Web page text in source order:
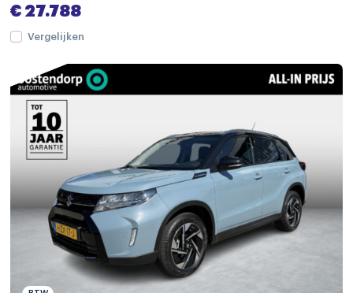
dodehoek detectie
elektronische remkrachtverdeling
Elektronisch Stabiliteits Programma
grootlichtassistent
hill hold functie
hoofd airbag(s) achter
hoofd airbag(s) voor
parkeersensor achter
€ 27.788
Vergelijken